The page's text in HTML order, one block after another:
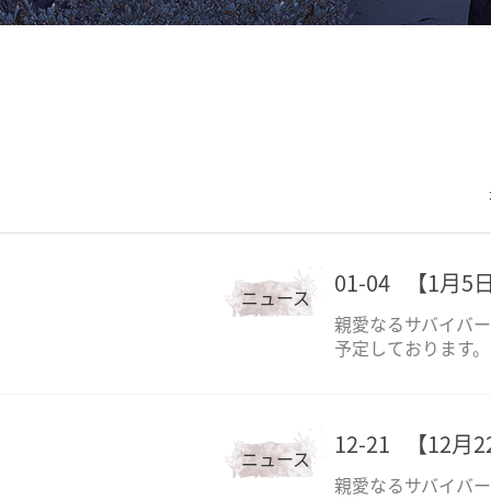
ニュース
01-04 【1月5
親愛なるサバイバ
予定しております。
ニュース
12-21 【12月
親愛なるサバイバ